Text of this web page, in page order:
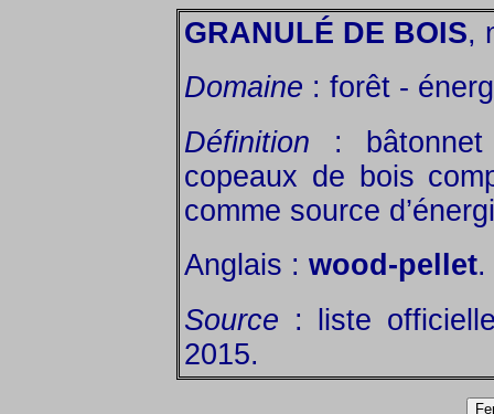
GRANULÉ DE BOIS,
Domaine : forêt -
Définition :
copeaux de bois
comme source
Anglais : wood-pellet.
Source : liste
2015.